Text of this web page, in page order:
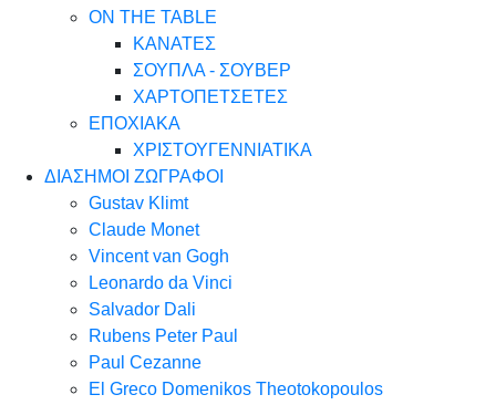
ON THE TABLE
ΚΑΝΑΤΕΣ
ΣΟΥΠΛΑ - ΣΟΥΒΕΡ
ΧΑΡΤΟΠΕΤΣΕΤΕΣ
ΕΠΟΧΙΑΚΑ
ΧΡΙΣΤΟΥΓΕΝΝΙΑΤΙΚΑ
ΔΙΑΣΗΜΟΙ ΖΩΓΡΑΦΟΙ
Gustav Klimt
Claude Monet
Vincent van Gogh
Leonardo da Vinci
Salvador Dali
Rubens Peter Paul
Paul Cezanne
El Greco Domenikos Theotokopoulos